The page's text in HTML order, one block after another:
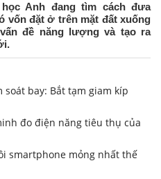
Anh đang tìm cách đưa
vốn đặt ở trên mặt đất xuống
đề năng lượng và tạo ra
bay: Bắt tạm giam kíp
đo điện năng tiêu thụ của
smartphone mỏng nhất thế